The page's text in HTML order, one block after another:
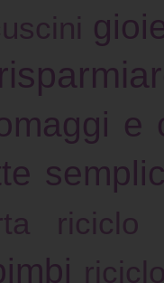
e
riciclo